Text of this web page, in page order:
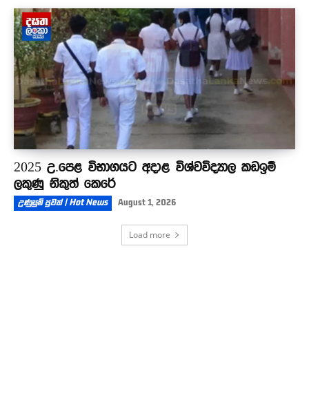
2025 උ.පෙළ විභාගයට අදාළ විශ්වවිද්‍යාල කඩඉම්
ලකුණු නිකුත් කෙරේ
උණුසුම් පුවත් | Hot News August 1, 2026
Load more